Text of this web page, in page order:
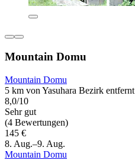
Mountain Domu
Mountain Domu
5 km von Yasuhara Bezirk entfernt
8,0/10
Sehr gut
(4 Bewertungen)
145 €
8. Aug.–9. Aug.
Mountain Domu